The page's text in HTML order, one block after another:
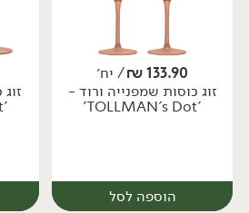
יח׳
133.90
₪/ יח׳
זוג כוסות שמפנייה ורוד -
'TOLLMAN's Dot'
הוספה לסל
'TOLLMAN's Dot'